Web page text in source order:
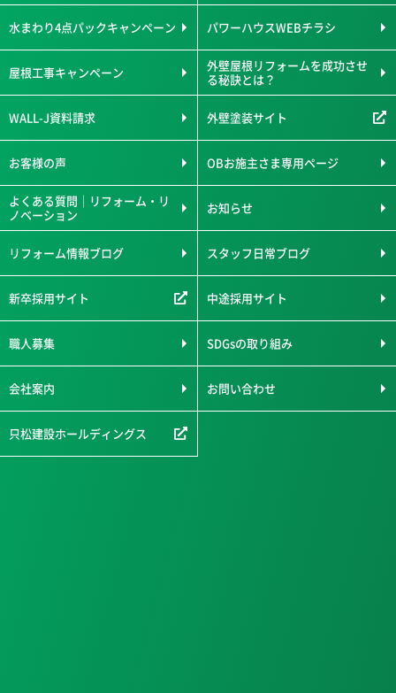
水まわり4点パックキャンペーン パワーハウスWEBチラシ
屋根工事キャンペーン
外壁屋根リフォームを成功させ
る秘訣とは？
WALL-J資料請求 外壁塗装サイト
お客様の声 OBお施主さま専用ページ
よくある質問｜リフォーム・リ
ノベーション
お知らせ
リフォーム情報ブログ スタッフ日常ブログ
新卒採用サイト 中途採用サイト
職人募集 SDGsの取り組み
会社案内 お問い合わせ
只松建設ホールディングス